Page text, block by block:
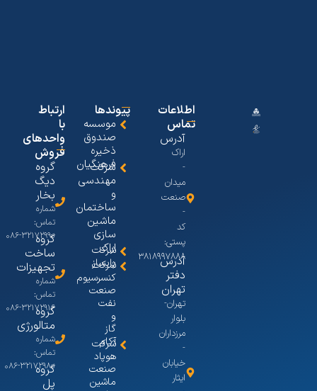
اطلاعات
تماس
آدرس
اراک
-
میدان
صنعت
-
کد
پستی:
۳۸۱۸۹۹۷۸۸۸
آدرس
دفتر
تهران
تهران-
بلوار
مرزداران
-
خیابان
ایثار
پیوندها
موسسه
صندوق
ذخیره
فرهنگیان
شرکت
مهندسی
و
ساختمان
ماشین
سازی
اراک
شرکت
پایساز
شرکت
کنسرسیوم
صنعت
نفت
و
گاز
آکام
شرکت
هوپاد
صنعت
ماشین
ارتباط
با
واحدهای
فروش
گروه
دیگ
بخار
شماره
تماس:
۳۲۱۷۲۹۹۰-۰۸۶
گروه
ساخت
تجهیزات
شماره
تماس:
۳۲۱۷۲۹۱۶-۰۸۶
گروه
متالورژی
شماره
تماس:
۳۲۱۷۲۹۸۰-۰۸۶
گروه
پل